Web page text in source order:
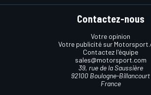
Contactez-nous
Votre opinion
Votre publicité sur
Contactez l'équipe
sales@motorsport.com
39, rue de la Saussière
92100 Boulogne-Billancourt
France